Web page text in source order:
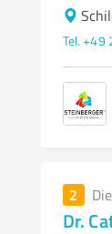
Tel.
2
Dr.